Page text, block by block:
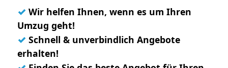
✓ Wir helfen Ihnen, wenn es um Ihren
Umzug geht!
✓ Schnell & unverbindlich Angebote
erhalten!